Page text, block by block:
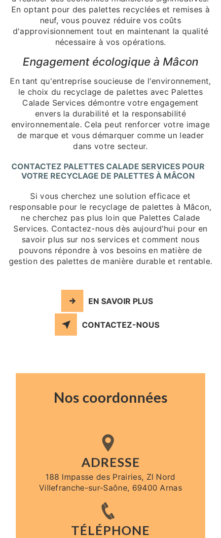
En optant pour des palettes recyclées et remises à
neuf, vous pouvez réduire vos coûts
d'approvisionnement tout en maintenant la qualité
nécessaire à vos opérations.
Engagement écologique à Mâcon
En tant qu'entreprise soucieuse de l'environnement,
le choix du recyclage de palettes avec Palettes
Calade Services démontre votre engagement
envers la durabilité et la responsabilité
environnementale. Cela peut renforcer votre image
de marque et vous démarquer comme un leader
dans votre secteur.
CONTACTEZ PALETTES CALADE SERVICES POUR
VOTRE RECYCLAGE DE PALETTES À MÂCON
Si vous cherchez une solution efficace et
responsable pour le recyclage de palettes à Mâcon,
ne cherchez pas plus loin que Palettes Calade
Services. Contactez-nous dès aujourd'hui pour en
savoir plus sur nos services et comment nous
pouvons répondre à vos besoins en matière de
gestion des palettes de manière durable et rentable.
EN SAVOIR PLUS
CONTACTEZ-NOUS
Nos coordonnées
ADRESSE
188 Impasse des Prairies, ZI Nord
Villefranche-sur-Saône, 69400 Arnas
TÉLÉPHONE